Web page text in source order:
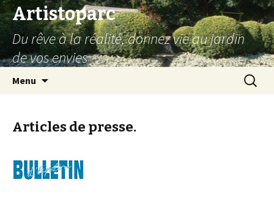
Artistoparc
Du rêve à la réalité, donnez vie au jardin
de vos envies
Menu
principal
Articles de presse.